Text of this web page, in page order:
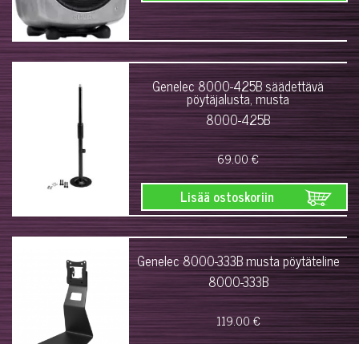
Genelec 8000-425B säädettävä
pöytäjalusta, musta
8000-425B
69.00 €
Lisää ostoskoriin
Genelec 8000-333B musta pöytäteline
8000-333B
119.00 €